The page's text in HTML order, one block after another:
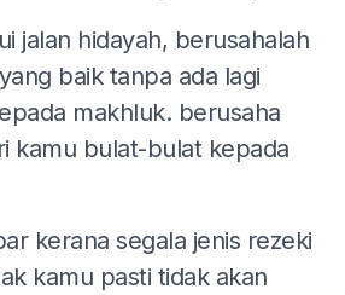
jalan hidayah, berusahalah
baik tanpa ada lagi
makhluk. berusaha
kamu bulat-bulat kepada
kerana segala jenis rezeki
kamu pasti tidak akan